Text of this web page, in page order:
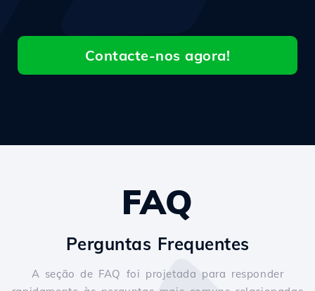
Contacte-nos agora!
FAQ
Perguntas Frequentes
A seção de FAQ foi projetada para responder